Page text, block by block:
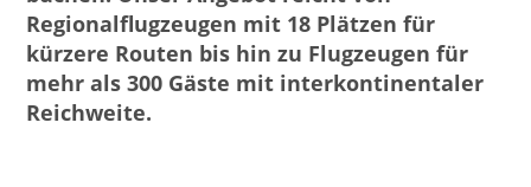
Regionalflugzeugen mit 18 Plätzen für
kürzere Routen bis hin zu Flugzeugen für
mehr als 300 Gäste mit interkontinentaler
Reichweite.